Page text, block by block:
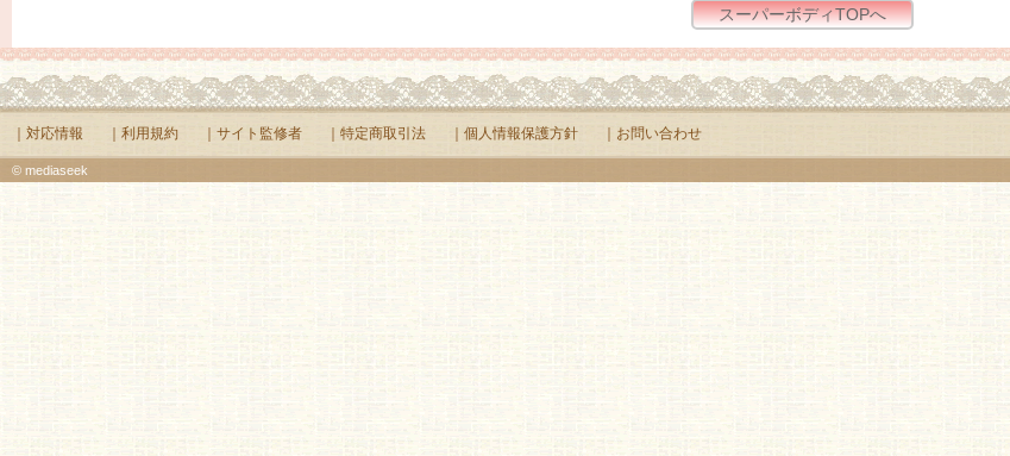
スーパーボディTOPへ
｜対応情報 ｜利用規約 ｜サイト監修者 ｜特定商取引法 ｜個人情報保護方針 ｜お問い合わせ
© mediaseek